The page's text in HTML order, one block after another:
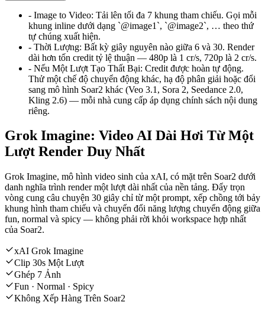
- Image to Video: Tải lên tối đa 7 khung tham chiếu. Gọi mỗi
khung inline dưới dạng `@image1`, `@image2`, … theo thứ
tự chúng xuất hiện.
- Thời Lượng: Bất kỳ giây nguyên nào giữa 6 và 30. Render
dài hơn tốn credit tỷ lệ thuận — 480p là 1 cr/s, 720p là 2 cr/s.
- Nếu Một Lượt Tạo Thất Bại: Credit được hoàn tự động.
Thử một chế độ chuyển động khác, hạ độ phân giải hoặc đổi
sang mô hình Soar2 khác (Veo 3.1, Sora 2, Seedance 2.0,
Kling 2.6) — mỗi nhà cung cấp áp dụng chính sách nội dung
riêng.
Grok Imagine: Video AI Dài Hơi Từ Một
Lượt Render Duy Nhất
Grok Imagine, mô hình video sinh của xAI, có mặt trên Soar2 dưới
danh nghĩa trình render một lượt dài nhất của nền tảng. Đẩy trọn
vòng cung câu chuyện 30 giây chỉ từ một prompt, xếp chồng tới bảy
khung hình tham chiếu và chuyển đổi năng lượng chuyển động giữa
fun, normal và spicy — không phải rời khỏi workspace hợp nhất
của Soar2.
xAI Grok Imagine
Clip 30s Một Lượt
Ghép 7 Ảnh
Fun · Normal · Spicy
Không Xếp Hàng Trên Soar2